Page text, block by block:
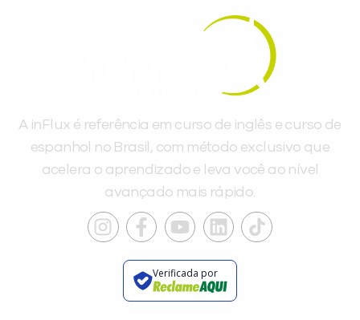
A inFlux é referência em curso de inglês e curso de
espanhol no Brasil, com método exclusivo que
acelera o aprendizado e leva você ao nível
avançado mais rápido.
Verificada por